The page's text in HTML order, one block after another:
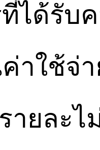
ที่ได้รับ
าใช้จ่
ายละไ